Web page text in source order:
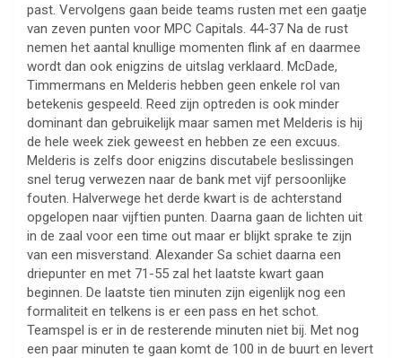
past. Vervolgens gaan beide teams rusten met een gaatje
van zeven punten voor MPC Capitals. 44-37 Na de rust
nemen het aantal knullige momenten flink af en daarmee
wordt dan ook enigzins de uitslag verklaard. McDade,
Timmermans en Melderis hebben geen enkele rol van
betekenis gespeeld. Reed zijn optreden is ook minder
dominant dan gebruikelijk maar samen met Melderis is hij
de hele week ziek geweest en hebben ze een excuus.
Melderis is zelfs door enigzins discutabele beslissingen
snel terug verwezen naar de bank met vijf persoonlijke
fouten. Halverwege het derde kwart is de achterstand
opgelopen naar vijftien punten. Daarna gaan de lichten uit
in de zaal voor een time out maar er blijkt sprake te zijn
van een misverstand. Alexander Sa schiet daarna een
driepunter en met 71-55 zal het laatste kwart gaan
beginnen. De laatste tien minuten zijn eigenlijk nog een
formaliteit en telkens is er een pass en het schot.
Teamspel is er in de resterende minuten niet bij. Met nog
een paar minuten te gaan komt de 100 in de buurt en levert